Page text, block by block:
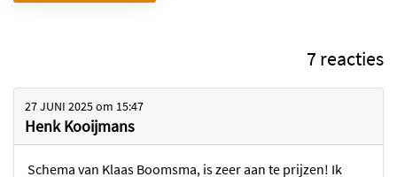
7 reacties
27 JUNI 2025om 15:47
Henk Kooijmans
Schema van Klaas Boomsma, is zeer aan te prijzen! Ik